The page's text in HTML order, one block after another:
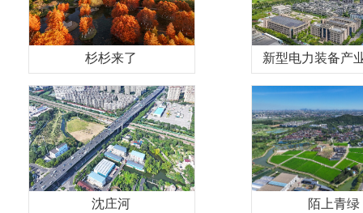
杉杉来了 新型电力装备产
沈庄河 陌上青绿